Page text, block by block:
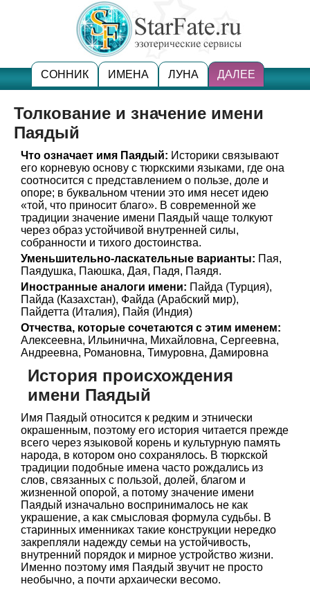
СОННИК ИМЕНА ЛУНА ДАЛЕЕ
Толкование и значение имени
Паядый
Что означает имя Паядый: Историки связывают
его корневую основу с тюркскими языками, где она
соотносится с представлением о пользе, доле и
опоре; в буквальном чтении это имя несет идею
«той, что приносит благо». В современной же
традиции значение имени Паядый чаще толкуют
через образ устойчивой внутренней силы,
собранности и тихого достоинства.
Уменьшительно-ласкательные варианты: Пая,
Паядушка, Паюшка, Дая, Падя, Паядя.
Иностранные аналоги имени: Пайда (Турция),
Пайда (Казахстан), Файда (Арабский мир),
Пайдетта (Италия), Пайя (Индия)
Отчества, которые сочетаются с этим именем:
Алексеевна, Ильинична, Михайловна, Сергеевна,
Андреевна, Романовна, Тимуровна, Дамировна
История происхождения
имени Паядый
Имя Паядый относится к редким и этнически
окрашенным, поэтому его история читается прежде
всего через языковой корень и культурную память
народа, в котором оно сохранялось. В тюркской
традиции подобные имена часто рождались из
слов, связанных с пользой, долей, благом и
жизненной опорой, а потому значение имени
Паядый изначально воспринималось не как
украшение, а как смысловая формула судьбы. В
старинных именниках такие конструкции нередко
закрепляли надежду семьи на устойчивость,
внутренний порядок и мирное устройство жизни.
Именно поэтому имя Паядый звучит не просто
необычно, а почти архаически весомо.